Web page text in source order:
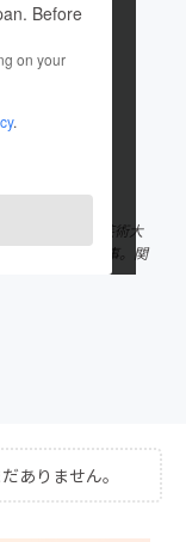
Before
on your
.
市生まれ 大阪芸術大
や事業企画に従事。関
ありません。